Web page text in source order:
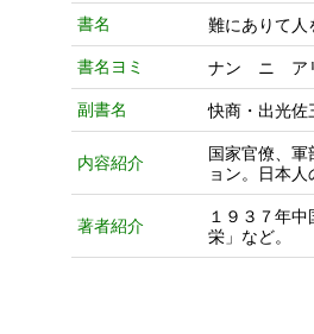
書名 難にありて
書名ヨミ ナン ニ ア
副書名 快商・出光佐
内容紹介
国家官僚、
ョン。日本人
著者紹介
１９３７年
栄」など。